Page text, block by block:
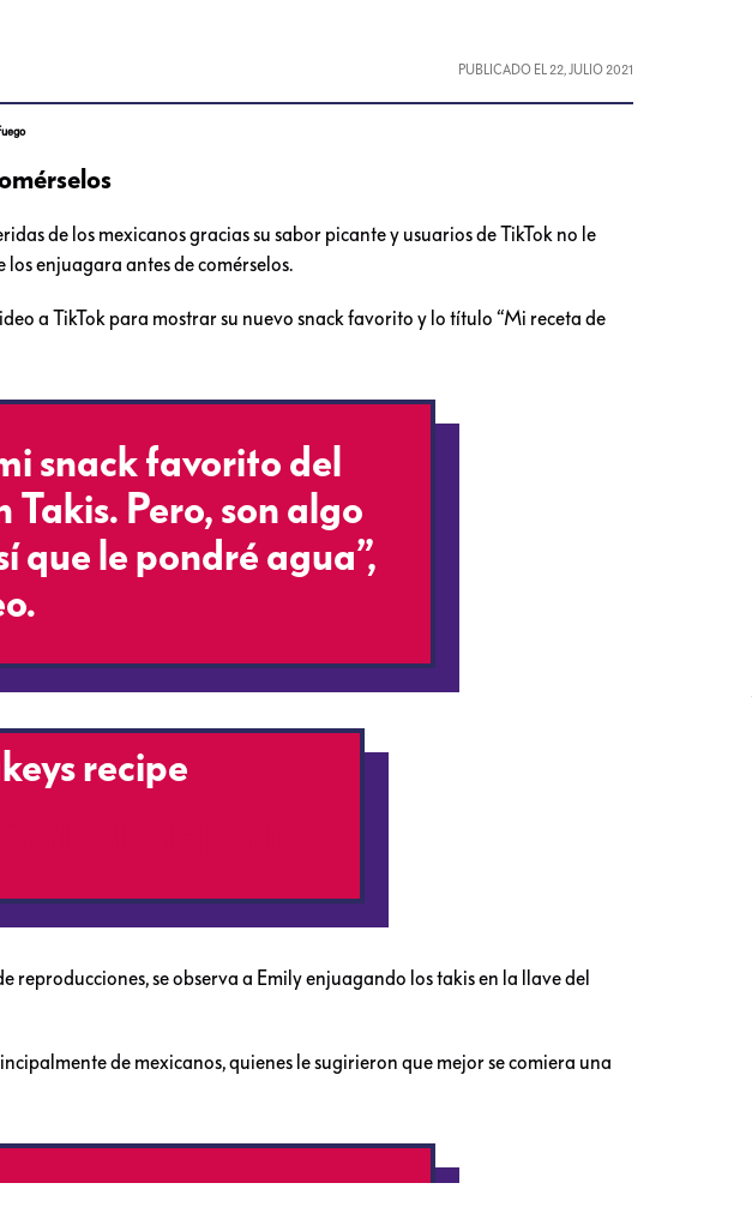
PUBLICADO EL 22, JULIO 2021
de los mexicanos gracias su sabor picante y usuarios de TikTok no le
enjuagara antes de comérselos.
a TikTok para mostrar su nuevo snack favorito y lo título “Mi receta de
snack favorito del
Pero, son algo
que le pondré agua”,
recipe
reproducciones, se observa a Emily enjuagando los takis en la llave del
de mexicanos, quienes le sugirieron que mejor se comiera una